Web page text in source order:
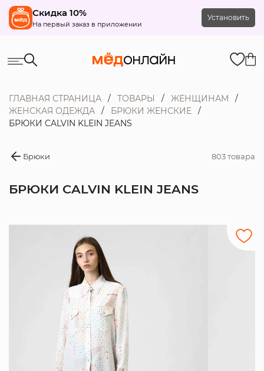
Скидка 10%
На первый заказ в приложении
Установить
ГЛАВНАЯ СТРАНИЦА ТОВАРЫ
ЖЕНЩИНАМ
ЖЕНСКАЯ ОДЕЖДА
БРЮКИ ЖЕНСКИЕ
БРЮКИ CALVIN KLEIN JEANS
Брюки 803 товара
БРЮКИ CALVIN KLEIN JEANS